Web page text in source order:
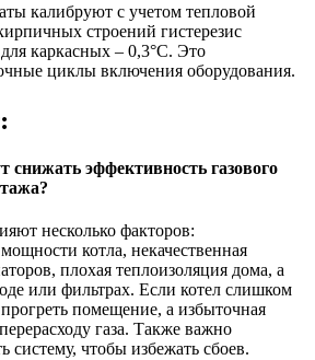
калибруют с учетом тепловой
строений гистерезис
каркасных – 0,3°C. Это
циклы включения оборудования.
эффективность газового
несколько факторов:
котла, некачественная
плохая теплоизоляция дома, а
или фильтрах. Если котел слишком
помещение, а избыточная
газа. Также важно
систему, чтобы избежать сбоев.